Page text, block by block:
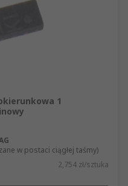
1
w postaci ciągłej taśmy)
2,754 zł/sztuka